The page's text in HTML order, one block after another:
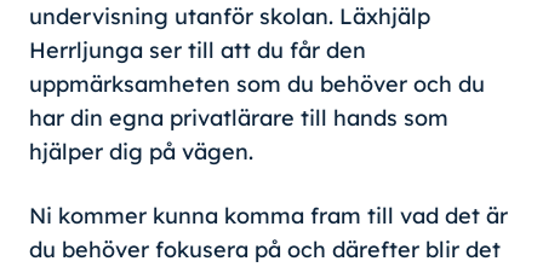
undervisning utanför skolan. Läxhjälp
Herrljunga ser till att du får den
uppmärksamheten som du behöver och du
har din egna privatlärare till hands som
hjälper dig på vägen.
Ni kommer kunna komma fram till vad det är
du behöver fokusera på och därefter blir det